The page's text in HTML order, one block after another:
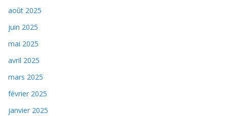
août 2025
juin 2025
mai 2025
avril 2025
mars 2025
février 2025
janvier 2025